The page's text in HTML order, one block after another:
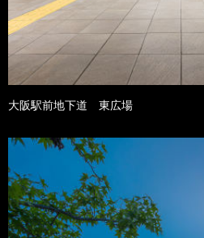
大阪駅前地下道 東広場